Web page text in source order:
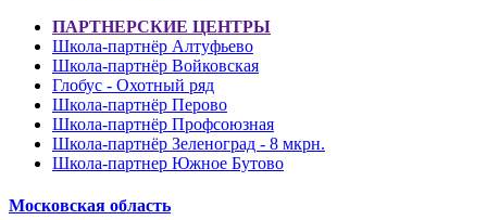
ПАРТНЕРСКИЕ ЦЕНТРЫ
Школа-партнёр Алтуфьево
Школа-партнёр Войковская
Глобус - Охотный ряд
Школа-партнёр Перово
Школа-партнёр Профсоюзная
Школа-партнёр Зеленоград - 8 мкрн.
Школа-партнер Южное Бутово
Московская область